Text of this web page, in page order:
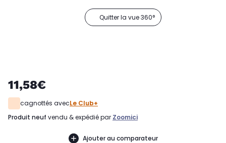
Quitter la vue 360°
11,58€
cagnottés avecLe Club+
produit neuf vendu & expédié par Zoomici
Ajouter au comparateur